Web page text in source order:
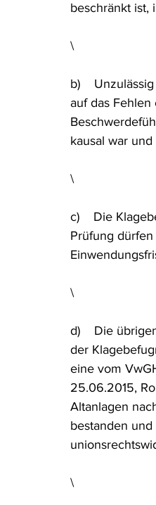
beschränkt ist,
\
b)
auf das
kausal war
\
c)    Die
Prüfung
\
d)    Die
der
eine vom
25.06.2015,
Altanlagen
bestanden
\